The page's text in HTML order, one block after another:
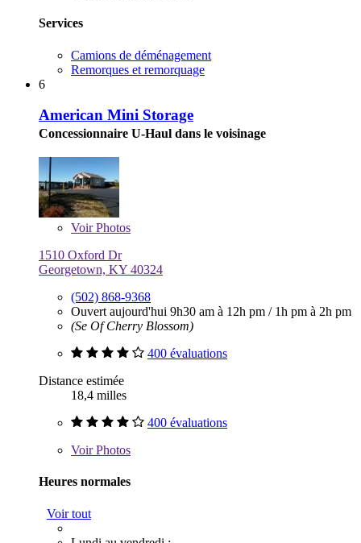
Services
Camions de déménagement
Remorques et remorquage
6
American Mini Storage
Concessionnaire U-Haul dans le voisinage
VoirPhotos
1510 Oxford Dr
Georgetown, KY 40324
(502) 868-9368
Ouvert aujourd'hui 9h30 am à 12h pm / 1h pm à 2h pm
(Se Of Cherry Blossom)
400 évaluations
Distance estimée
18,4 milles
400 évaluations
VoirPhotos
Heures normales
Voir tout